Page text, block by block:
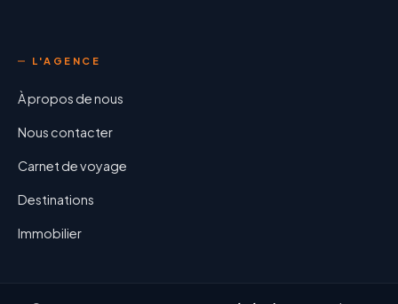
L'AGENCE
À propos de nous
Nous contacter
Carnet de voyage
Destinations
Immobilier